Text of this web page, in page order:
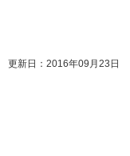
更新日：2016年09月23日